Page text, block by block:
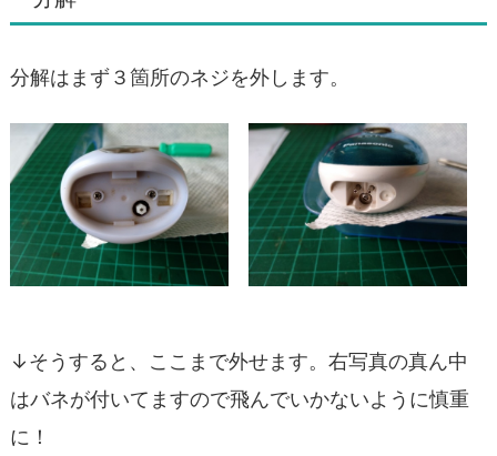
分解はまず３箇所のネジを外します。
↓そうすると、ここまで外せます。右写真の真ん中
はバネが付いてますので飛んでいかないように慎重
に！